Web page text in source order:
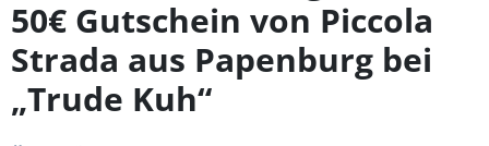
50€ Gutschein von Piccola
Strada aus Papenburg bei
„Trude Kuh“